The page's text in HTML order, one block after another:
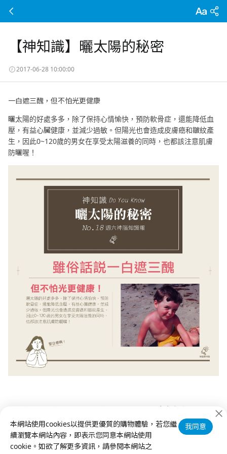
【神知識】曬太陽的秘密
2017-06-28 10:00:00
一白遮三醜，但不怕光更健康
曬太陽的好處多多，除了保持心情愉快，預防軟骨症，還能降低血
壓，有益心臟健康，並減少過敏。但陽光也會造成皮膚癌和皺紋產
生，因此0~120歲的男女在享受太陽滋養的同時，也都該注意肌膚
防曬喔！
無香精，無酒精，無防腐劑，適用臉部及全身，大人小孩皆可用
Dr's Formula嬰幼童舒活防曬乳 (點我)
本網站使用cookies以提供更優質的購物體驗，若您繼
續瀏覽本網站內容，即表示您同意本網站使用
cookie。如欲了解更多資訊，請參閱本網站之
我同意